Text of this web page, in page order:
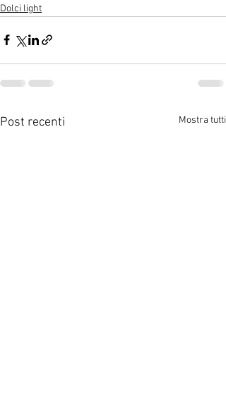
Dolci light
Post recenti Mostra tutti